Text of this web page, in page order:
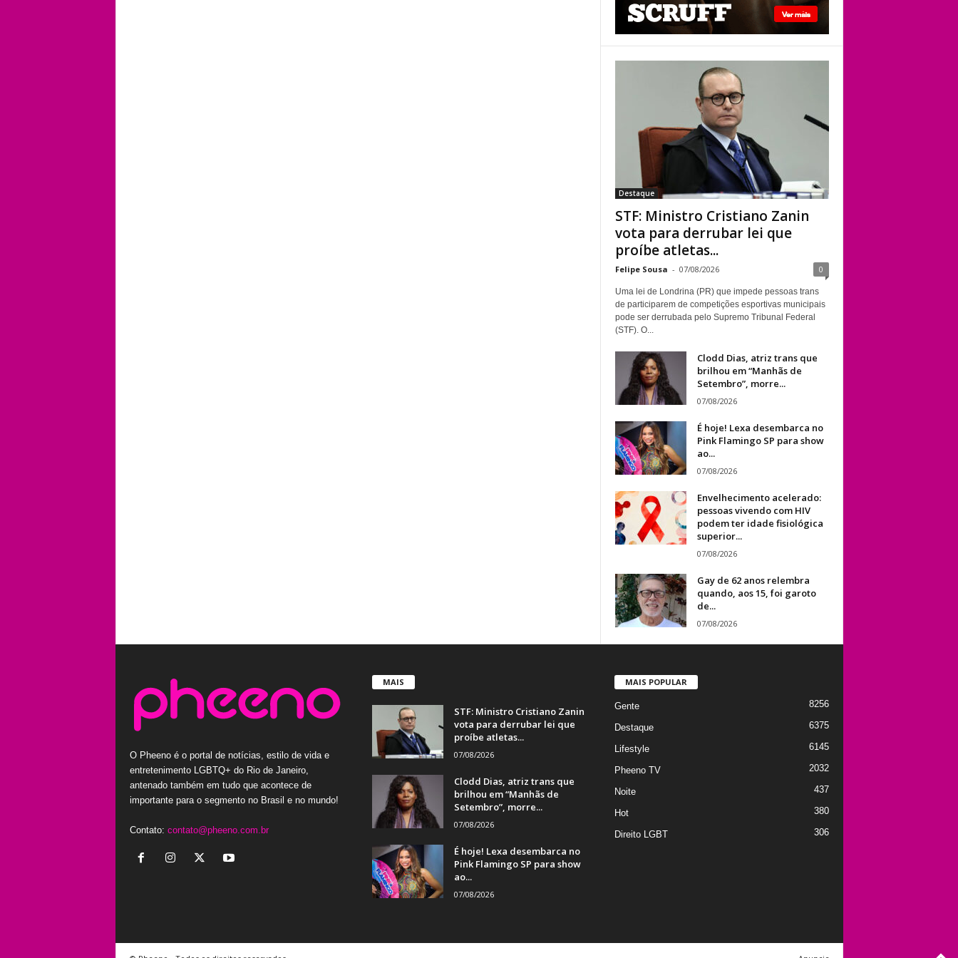
STF: Ministro
para derrubar lei
que proíbe atletas
transgênero em
competições de
Londrina
Destaque
STF: Ministro Cristiano Zanin
vota para derrubar lei que
proíbe atletas...
Felipe Sousa - 07/08/2026 0
Uma lei de Londrina (PR) que impede pessoas trans
de participarem de competições esportivas municipais
pode ser derrubada pelo Supremo Tribunal Federal
(STF). O...
Clodd Dias, atriz trans que
brilhou em “Manhãs de
Setembro”, morre...
07/08/2026
É hoje! Lexa desembarca no
Pink Flamingo SP para show
ao...
07/08/2026
Envelhecimento acelerado:
pessoas vivendo com HIV
podem ter idade fisiológica
superior...
07/08/2026
Gay de 62 anos relembra
quando, aos 15, foi garoto
de...
07/08/2026
O Pheeno é o portal de notícias, estilo de vida e
entretenimento LGBTQ+ do Rio de Janeiro,
antenado também em tudo que acontece de
importante para o segmento no Brasil e no mundo!
Contato: contato@pheeno.com.br
MAIS
STF: Ministro Cristiano Zanin
vota para derrubar lei que
proíbe atletas...
07/08/2026
Clodd Dias, atriz trans que
brilhou em “Manhãs de
Setembro”, morre...
07/08/2026
É hoje! Lexa desembarca no
Pink Flamingo SP para show
ao...
07/08/2026
MAIS POPULAR
Gente 8256
Destaque 6375
Lifestyle 6145
Pheeno TV 2032
Noite 437
Hot 380
Direito LGBT 306